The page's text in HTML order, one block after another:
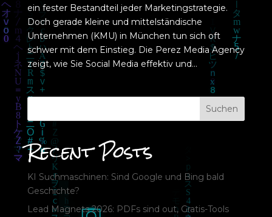
ein fester Bestandteil jeder Marketingstrategie.
Doch gerade kleine und mittelständische
Unternehmen (KMU) in München tun sich oft
schwer mit dem Einstieg. Die Perez Media Agency
zeigt, wie Sie Social Media effektiv und...
Suchen
Recent Posts
KI Suchmaschinen: Sind Google und Bing bald
Geschichte?
Lead Magnets 2026: PDFs sind out, Gratis-Tools